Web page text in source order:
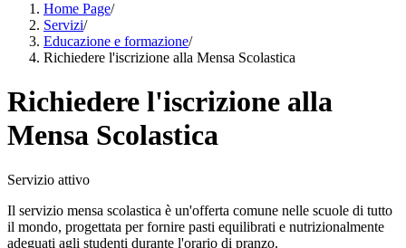
Home Page/
Servizi/
Educazione e formazione/
Richiedere l'iscrizione alla Mensa Scolastica
Richiedere l'iscrizione alla
Mensa Scolastica
Servizio attivo
Il servizio mensa scolastica è un'offerta comune nelle scuole di tutto
il mondo, progettata per fornire pasti equilibrati e nutrizionalmente
adeguati agli studenti durante l'orario di pranzo.